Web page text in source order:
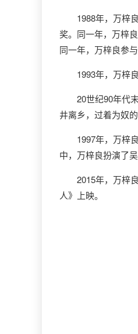
1988年，万梓良
奖。同一年，万梓
同一年，万梓良参
1993年，万梓良
20世纪90年代末
井离乡，过着为奴的
1997年，万梓良
中，万梓良扮演了
2015年，万梓良
人》上映。